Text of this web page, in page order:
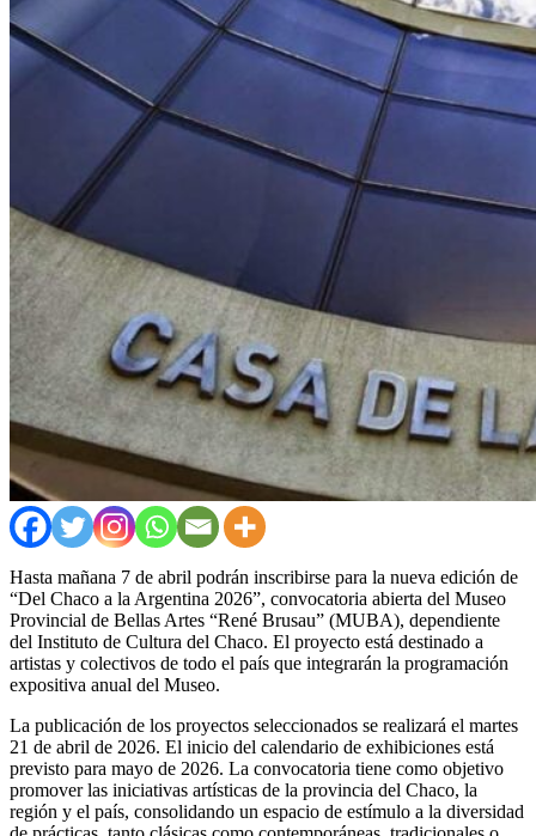
Hasta mañana 7 de abril podrán inscribirse para la nueva edición de
“Del Chaco a la Argentina 2026”, convocatoria abierta del Museo
Provincial de Bellas Artes “René Brusau” (MUBA), dependiente
del Instituto de Cultura del Chaco. El proyecto está destinado a
artistas y colectivos de todo el país que integrarán la programación
expositiva anual del Museo.
La publicación de los proyectos seleccionados se realizará el martes
21 de abril de 2026. El inicio del calendario de exhibiciones está
previsto para mayo de 2026. La convocatoria tiene como objetivo
promover las iniciativas artísticas de la provincia del Chaco, la
región y el país, consolidando un espacio de estímulo a la diversidad